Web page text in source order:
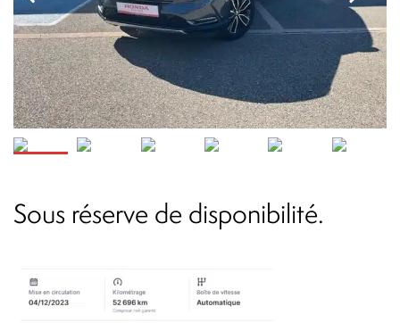
Sous réserve de disponibilité.